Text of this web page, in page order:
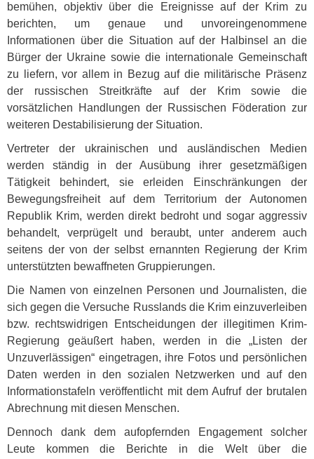
bemühen, objektiv über die Ereignisse auf der Krim zu
berichten, um genaue und unvoreingenommene
Informationen über die Situation auf der Halbinsel an die
Bürger der Ukraine sowie die internationale Gemeinschaft
zu liefern, vor allem in Bezug auf die militärische Präsenz
der russischen Streitkräfte auf der Krim sowie die
vorsätzlichen Handlungen der Russischen Föderation zur
weiteren Destabilisierung der Situation.
Vertreter der ukrainischen und ausländischen Medien
werden ständig in der Ausübung ihrer gesetzmäßigen
Tätigkeit behindert, sie erleiden Einschränkungen der
Bewegungsfreiheit auf dem Territorium der Autonomen
Republik Krim, werden direkt bedroht und sogar aggressiv
behandelt, verprügelt und beraubt, unter anderem auch
seitens der von der selbst ernannten Regierung der Krim
unterstützten bewaffneten Gruppierungen.
Die Namen von einzelnen Personen und Journalisten, die
sich gegen die Versuche Russlands die Krim einzuverleiben
bzw. rechtswidrigen Entscheidungen der illegitimen Krim-
Regierung geäußert haben, werden in die „Listen der
Unzuverlässigen“ eingetragen, ihre Fotos und persönlichen
Daten werden in den sozialen Netzwerken und auf den
Informationstafeln veröffentlicht mit dem Aufruf der brutalen
Abrechnung mit diesen Menschen.
Dennoch dank dem aufopfernden Engagement solcher
Leute kommen die Berichte in die Welt über die